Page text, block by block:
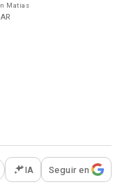
Matias
opciones para
IA Seguir en